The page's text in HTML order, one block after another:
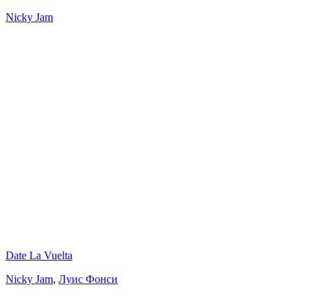
Nicky Jam
Date La Vuelta
Nicky Jam, Луис Фонси